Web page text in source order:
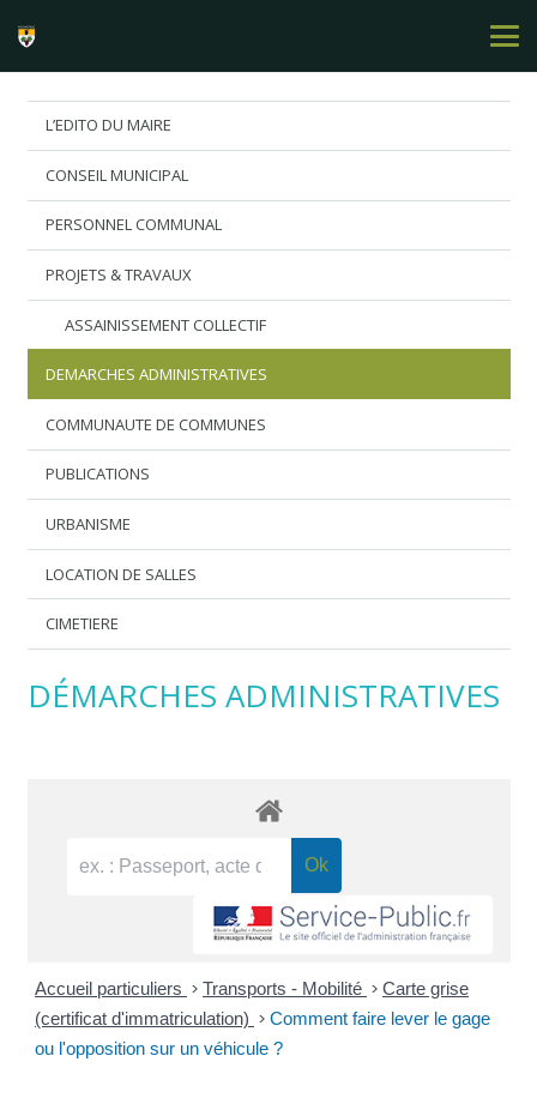
L’EDITO DU MAIRE
CONSEIL MUNICIPAL
PERSONNEL COMMUNAL
PROJETS & TRAVAUX
ASSAINISSEMENT COLLECTIF
DEMARCHES ADMINISTRATIVES
COMMUNAUTE DE COMMUNES
PUBLICATIONS
URBANISME
LOCATION DE SALLES
CIMETIERE
DÉMARCHES ADMINISTRATIVES
Accueil particuliers > Transports - Mobilité > Carte grise
(certificat d'immatriculation) > Comment faire lever le gage
ou l'opposition sur un véhicule ?